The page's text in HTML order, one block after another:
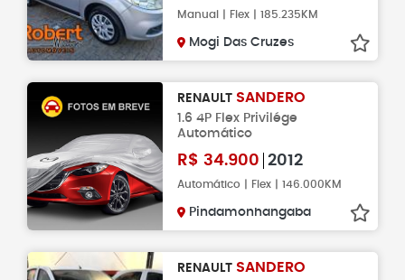
Manual | Flex | 185.235KM
Mogi Das Cruzes
RENAULT SANDERO
1.6 4P Flex Privilége
Automático
R$ 34.900 2012
Automático | Flex | 146.000KM
Pindamonhangaba
RENAULT SANDERO